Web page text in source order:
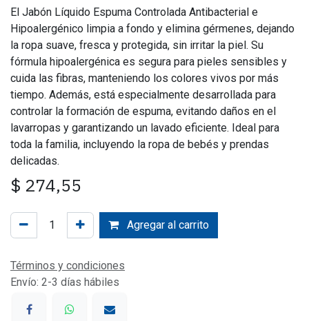
El Jabón Líquido Espuma Controlada Antibacterial e
Hipoalergénico limpia a fondo y elimina gérmenes, dejando
la ropa suave, fresca y protegida, sin irritar la piel. Su
fórmula hipoalergénica es segura para pieles sensibles y
cuida las fibras, manteniendo los colores vivos por más
tiempo. Además, está especialmente desarrollada para
controlar la formación de espuma, evitando daños en el
lavarropas y garantizando un lavado eficiente. Ideal para
toda la familia, incluyendo la ropa de bebés y prendas
delicadas.
$ 274,55
Agregar al carrito
Términos y condiciones
Envío: 2-3 días hábiles